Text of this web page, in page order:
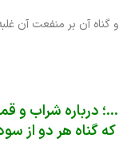
گناه آن بر منفعت آن
درباره شراب و
گناه هر دو از